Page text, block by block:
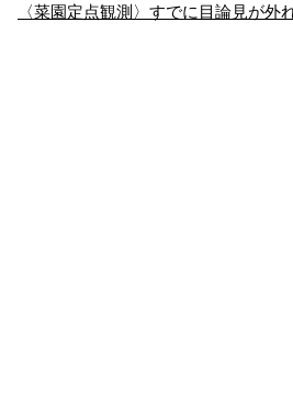
〈菜園定点観測〉すでに目論見が外